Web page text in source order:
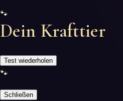
🐾
Dein Krafttier
Test wiederholen
🐾
Schließen